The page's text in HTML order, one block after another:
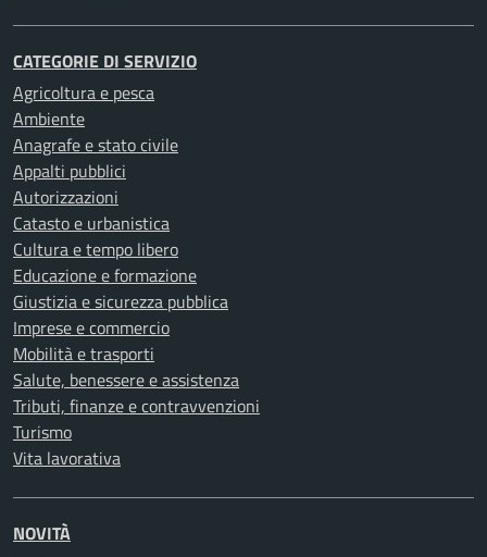
CATEGORIE DI SERVIZIO
Agricoltura e pesca
Ambiente
Anagrafe e stato civile
Appalti pubblici
Autorizzazioni
Catasto e urbanistica
Cultura e tempo libero
Educazione e formazione
Giustizia e sicurezza pubblica
Imprese e commercio
Mobilità e trasporti
Salute, benessere e assistenza
Tributi, finanze e contravvenzioni
Turismo
Vita lavorativa
NOVITÀ